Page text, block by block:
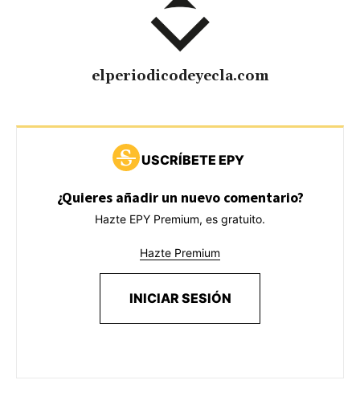
elperiodicodeyecla.com
USCRÍBETE EPY
¿Quieres añadir un nuevo comentario?
Hazte EPY Premium, es gratuito.
Hazte Premium
INICIAR SESIÓN